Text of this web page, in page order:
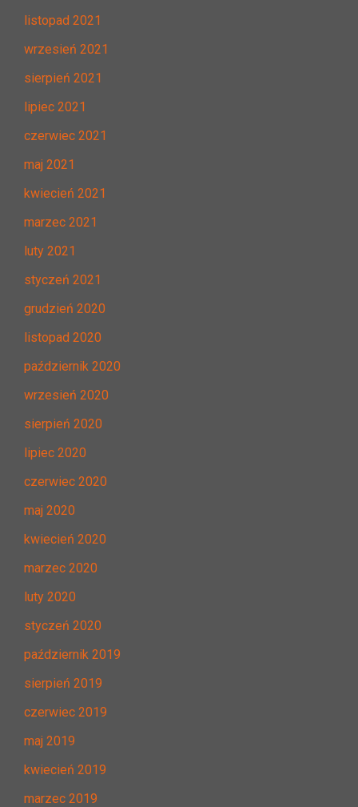
listopad 2021
wrzesień 2021
sierpień 2021
lipiec 2021
czerwiec 2021
maj 2021
kwiecień 2021
marzec 2021
luty 2021
styczeń 2021
grudzień 2020
listopad 2020
październik 2020
wrzesień 2020
sierpień 2020
lipiec 2020
czerwiec 2020
maj 2020
kwiecień 2020
marzec 2020
luty 2020
styczeń 2020
październik 2019
sierpień 2019
czerwiec 2019
maj 2019
kwiecień 2019
marzec 2019